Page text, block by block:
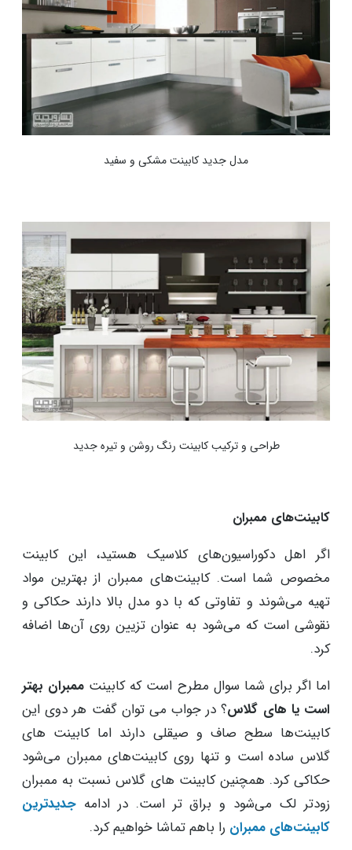
مدل جدید کابینت مشکی و سفید
طراحی و ترکیب کابینت رنگ روشن و تیره جدید
کابینت‌های ممبران
اگر اهل دکوراسیون‌های کلاسیک هستید، این کابینت
مخصوص شما است. کابینت‌های ممبران از بهترین مواد
تهیه می‌شوند و تفاوتی که با دو مدل بالا دارند حکاکی و
نقوشی است که می‌شود به عنوان تزیین روی آن‌ها اضافه
کرد.
اما اگر برای شما سوال مطرح است که کابینتممبران بهتر
است یا های گلاس؟ در جواب می توان گفت هر دوی این
کابینت‌ها سطح صاف و صیقلی دارند اما کابینت های
گلاس ساده است و تنها روی کابینت‌های ممبران می‌شود
حکاکی کرد. همچنین کابینت های گلاس نسبت به ممبران
زودتر لک می‌شود و براق تر است. در ادامه جدید‌ترین
کابینت‌های ممبرانرا باهم تماشا خواهیم کرد.